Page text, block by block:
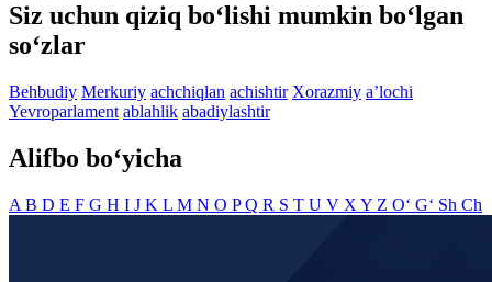
Siz uchun qiziq bo‘lishi mumkin bo‘lgan
so‘zlar
Behbudiy Merkuriy achchiqlan achishtir Xorazmiy aʼlochi
Yevroparlament ablahlik abadiylashtir
Alifbo bo‘yicha
A B D E F G H I J K L M N O PQ R S T U V X Y Z O‘ G‘ Sh Ch